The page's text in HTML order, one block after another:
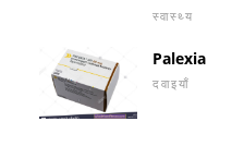
जिल्द की सूजन - कारण, लक्षण और
उपचार
स्वास्थ्य
Palexia
दवाइयाँ